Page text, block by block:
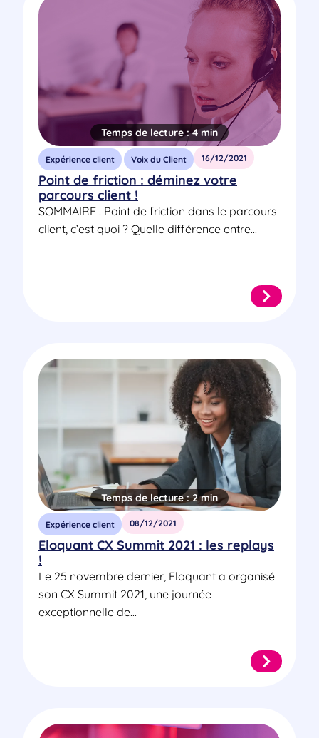
Temps de lecture :4 min
Expérience client Voix du Client 16/12/2021
Point de friction : déminez votre
parcours client !
SOMMAIRE : Point de friction dans le parcours
client, c’est quoi ? Quelle différence entre...
Temps de lecture :2 min
Expérience client 08/12/2021
Eloquant CX Summit 2021 : les replays
!
Le 25 novembre dernier, Eloquant a organisé
son CX Summit 2021, une journée
exceptionnelle de...